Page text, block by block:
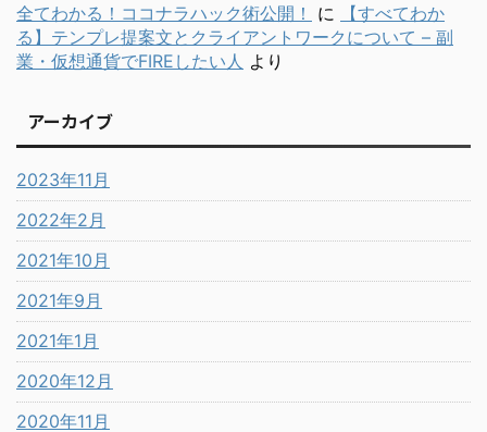
全てわかる！ココナラハック術公開！
に
【すべてわか
る】テンプレ提案文とクライアントワークについて – 副
業・仮想通貨でFIREしたい人 より
アーカイブ
2023年11月
2022年2月
2021年10月
2021年9月
2021年1月
2020年12月
2020年11月